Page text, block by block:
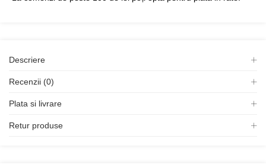
Descriere
Recenzii (0)
Plata si livrare
Retur produse